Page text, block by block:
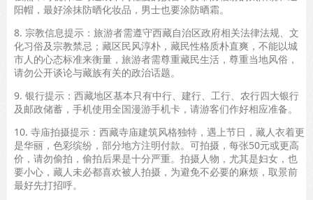
阳帽，最好涂抹防晒化妆品，男士也要涂防晒霜。
8. 宗教信息提示：旅游者需遵守西藏自治区政府相关法律法规、文
化习俗及宗教禁忌；藏区民风淳朴，藏民性格质朴直爽，不能以城
市人的心态标准来衡量，旅游者需尊重藏民生活，尊重当地风俗，
请勿公开谈论与藏族有关的政治话题。
9. 银行提示：西藏地区基本只有中行、建行、工行、农行四大银行
及邮政储蓄，手机使用全国漫游手机卡，请游客们作好相应准备。
10. 寺庙拍摄提示：西藏寺庙建筑风格独特，遇上节日，藏人衣着更
是华丽，色彩缤纷，部分地方注明付款。可拍摄，每张50元或更高
价，请勿偷拍，偷拍后果是十分严重。拍摄人物，尤其是妇女，也
要小心，藏人未必都喜欢被人拍摄，为避免不必要的麻烦，取景前
最好先打招呼。